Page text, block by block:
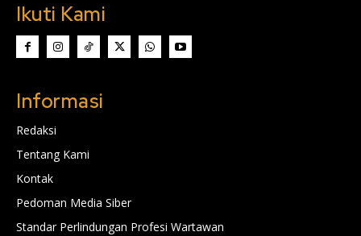
Ikuti Kami
Informasi
Redaksi
Tentang Kami
Kontak
Pedoman Media Siber
Standar Perlindungan Profesi Wartawan